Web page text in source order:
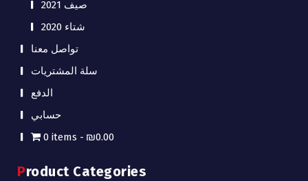
صيف 2021
شتاء 2020
تواصل معنا
سلة المشتريات
الدفع
حسابي
0 items
₪0.00
Product Categories